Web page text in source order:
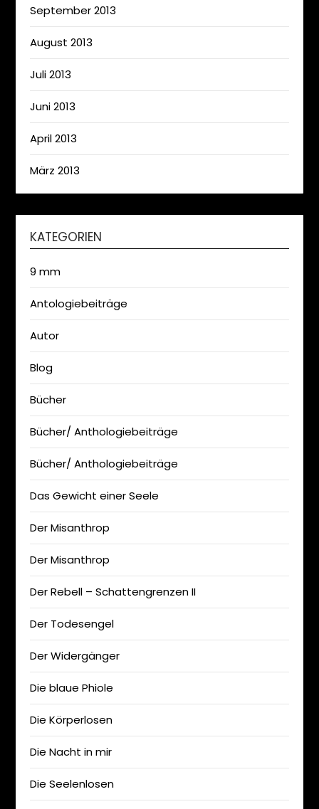
September 2013
August 2013
Juli 2013
Juni 2013
April 2013
März 2013
KATEGORIEN
9 mm
Antologiebeiträge
Autor
Blog
Bücher
Bücher/ Anthologiebeiträge
Bücher/ Anthologiebeiträge
Das Gewicht einer Seele
Der Misanthrop
Der Misanthrop
Der Rebell – Schattengrenzen II
Der Todesengel
Der Widergänger
Die blaue Phiole
Die Körperlosen
Die Nacht in mir
Die Seelenlosen